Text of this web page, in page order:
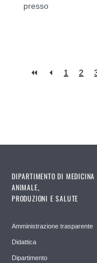
presso
1 2
DIPARTIMENTO DI MEDICINA
ANIMALE,
PRODUZIONI E SALUTE
Amministrazione trasparente
Didattica
Dipartimento